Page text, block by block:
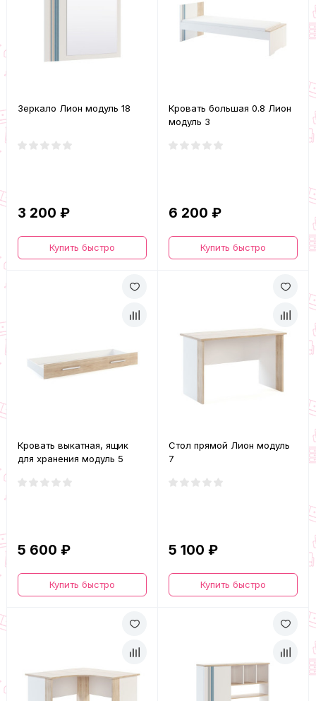
Зеркало Лион модуль 18
3 200 ₽
Купить быстро
Кровать большая 0.8 Лион
модуль 3
6 200 ₽
Купить быстро
Кровать выкатная, ящик
для хранения модуль 5
5 600 ₽
Купить быстро
Стол прямой Лион модуль
7
5 100 ₽
Купить быстро